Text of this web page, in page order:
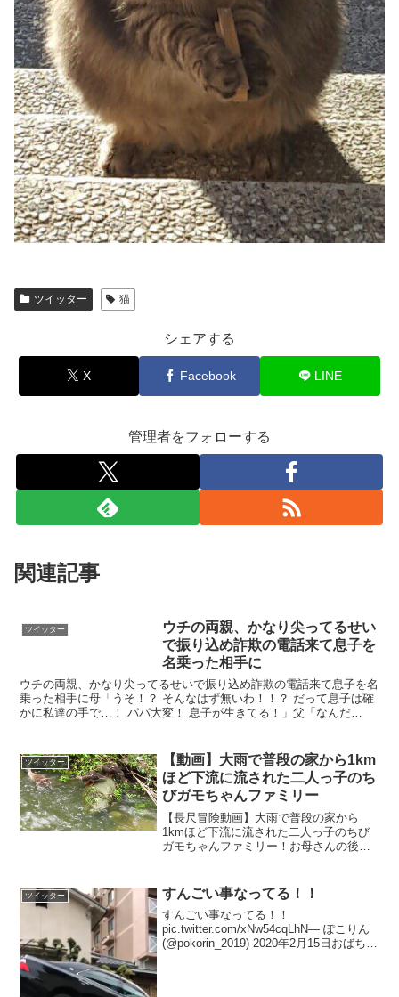
ツイッター 猫
シェアする
X Facebook LINE
管理者をフォローする
関連記事
ツイッター
ウチの両親、かなり尖ってるせい
で振り込め詐欺の電話来て息子を
名乗った相手に
ウチの両親、かなり尖ってるせいで振り込め詐欺の電話来て息子を名
乗った相手に母「うそ！？ そんなはず無いわ！！？ だって息子は確
かに私達の手で…！ パパ大変！ 息子が生きてる！」父「なんだ
ツイッター
【動画】大雨で普段の家から1km
ほど下流に流された二人っ子のち
びガモちゃんファミリー
【長尺冒険動画】大雨で普段の家から
1kmほど下流に流された二人っ子のちび
ガモちゃんファミリー！お母さんの後を
いきや･･･！ pic.twitter.com/a6de...
ツイッター すんごい事なってる！！
すんごい事なってる！！
pic.twitter.com/xNw54cqLhN— ぽこりん
(@pokorin_2019) 2020年2月15日おばちゃ